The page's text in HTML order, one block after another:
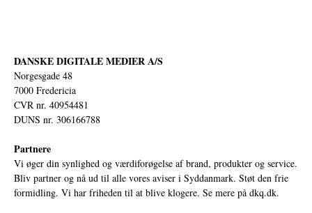
DANSKE DIGITALE MEDIER A/S
Norgesgade 48
7000 Fredericia
CVR nr. 40954481
DUNS nr. 306166788
Partnere
Vi øger din synlighed og værdiforøgelse af brand, produkter og service.
Bliv partner og nå ud til alle vores aviser i Syddanmark. Støt den frie
formidling. Vi har friheden til at blive klogere. Se mere på dkq.dk.